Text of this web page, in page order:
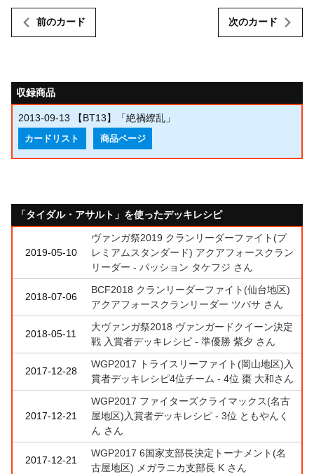
前のカード 次のカード
収録商品
2013-09-13 【BT13】「絶禍繚乱」
カードリスト 商品ページ
「タイダル・アサルト」を使ったデッキレシピ
2019-05-10
ヴァンガ祭2019 クランリーダーファイト(プ
レミアムスタンダード) アクアフォースクラン
リーダー - パッション タケフジ さん
2018-07-06
BCF2018 クランリーダーファイト(仙台地区)
アクアフォースクランリーダー ツバサ さん
2018-05-11
大ヴァンガ祭2018 ヴァンガードクイーン決定
戦 入賞者デッキレシピ - 準優勝 紫夕 さん
2017-12-28
WGP2017 トライスリーファイト(岡山地区)入
賞者デッキレシピ4位チーム - 4位 棗 大和さん
2017-12-21
WGP2017 ファイターズクライマックス(名古
屋地区)入賞者デッキレシピ - 3位 ともやんく
ん さん
2017-12-21
WGP2017 6国家支部長決定トーナメント(名
古屋地区) メガラニカ支部長 K さん